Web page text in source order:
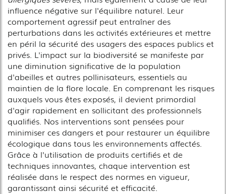
influence négative sur l'équilibre naturel. Leur
comportement agressif peut entraîner des
perturbations dans les activités extérieures et mettre
en péril la sécurité des usagers des espaces publics et
privés. L'impact sur la biodiversité se manifeste par
une diminution significative de la population
d'abeilles et autres pollinisateurs, essentiels au
maintien de la flore locale. En comprenant les risques
auxquels vous êtes exposés, il devient primordial
d'agir rapidement en sollicitant des professionnels
qualifiés. Nos interventions sont pensées pour
minimiser ces dangers et pour restaurer un équilibre
écologique dans tous les environnements affectés.
Grâce à l'utilisation de produits certifiés et de
techniques innovantes, chaque intervention est
réalisée dans le respect des normes en vigueur,
garantissant ainsi sécurité et efficacité.